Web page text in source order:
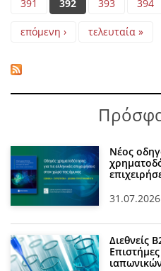
391 392 393 394
επόμενη › τελευταία »
Νέος
31.07.2026
Διεθνείς